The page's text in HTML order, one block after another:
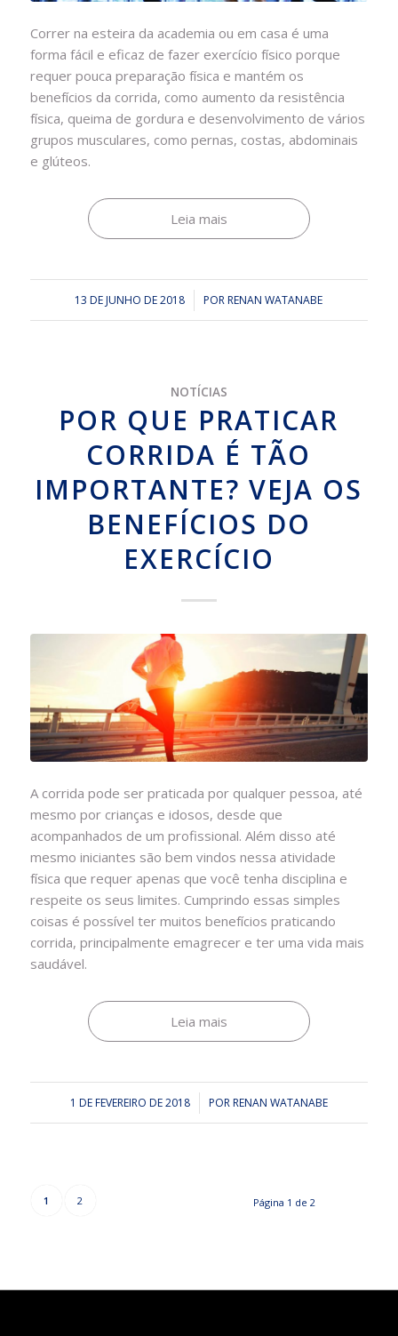
Correr na esteira da academia ou em casa é uma
forma fácil e eficaz de fazer exercício físico porque
requer pouca preparação física e mantém os
benefícios da corrida, como aumento da resistência
física, queima de gordura e desenvolvimento de vários
grupos musculares, como pernas, costas, abdominais
e glúteos.
Leia mais
13 DE JUNHO DE 2018
/ PORRENAN WATANABE
NOTÍCIAS
POR QUE PRATICAR
CORRIDA É TÃO
IMPORTANTE? VEJA OS
BENEFÍCIOS DO
EXERCÍCIO
A corrida pode ser praticada por qualquer pessoa, até
mesmo por crianças e idosos, desde que
acompanhados de um profissional. Além disso até
mesmo iniciantes são bem vindos nessa atividade
física que requer apenas que você tenha disciplina e
respeite os seus limites. Cumprindo essas simples
coisas é possível ter muitos benefícios praticando
corrida, principalmente emagrecer e ter uma vida mais
saudável.
Leia mais
1 DE FEVEREIRO DE 2018
/ PORRENAN WATANABE
Página 1 de 2
1 2